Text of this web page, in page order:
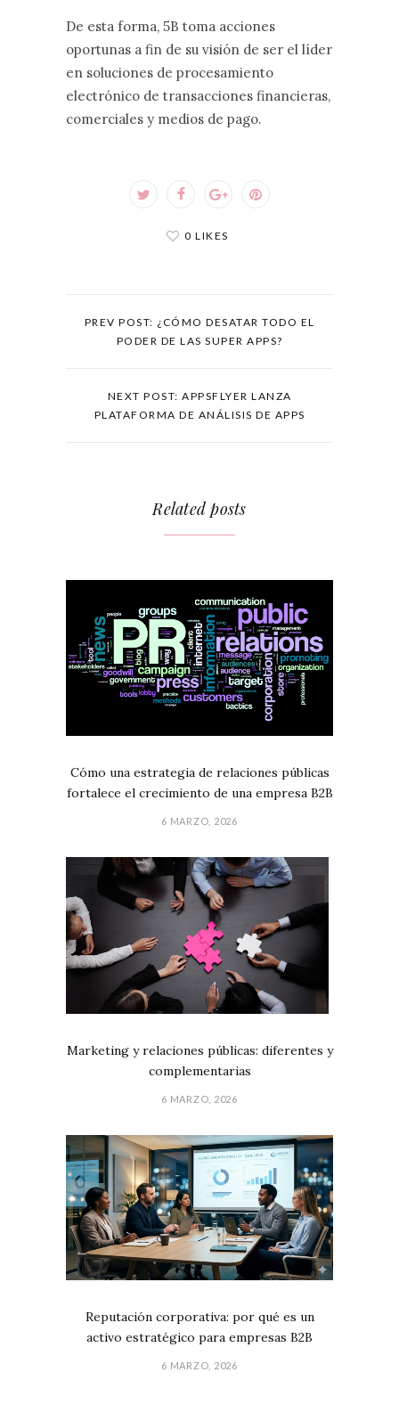
De esta forma, 5B toma acciones
oportunas a fin de su visión de ser el líder
en soluciones de procesamiento
electrónico de transacciones financieras,
comerciales y medios de pago.
0 LIKES
PREV POST: ¿CÓMO DESATAR TODO EL
PODER DE LAS SUPER APPS?
NEXT POST: APPSFLYER LANZA
PLATAFORMA DE ANÁLISIS DE APPS
Related posts
Cómo una estrategia de relaciones públicas
fortalece el crecimiento de una empresa B2B
6 MARZO, 2026
Marketing y relaciones públicas: diferentes y
complementarias
6 MARZO, 2026
Reputación corporativa: por qué es un
activo estratégico para empresas B2B
6 MARZO, 2026